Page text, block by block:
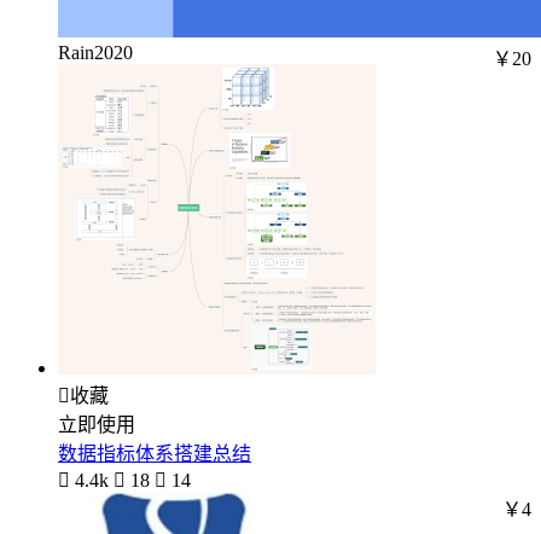
Rain2020 ￥20
收藏
立即使用
数据指标体系搭建总结
 4.4k  18  14
￥4